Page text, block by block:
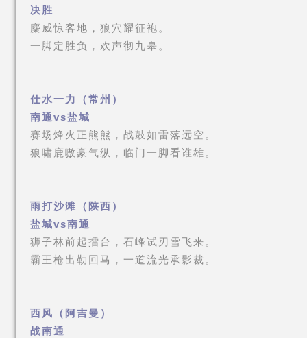
决胜
麋威惊客地，狼穴耀征袍。
一脚定胜负，欢声彻九皋。
仕水一力（常州）
南通vs盐城
赛场烽火正熊熊，战鼓如雷落远空。
狼啸鹿嗷豪气纵，临门一脚看谁雄。
雨打沙滩（陕西）
盐城vs南通
狮子林前起擂台，石峰试刃雪飞来。
霸王枪出勒回马，一道流光承影裁。
西风（阿吉曼）
战南通